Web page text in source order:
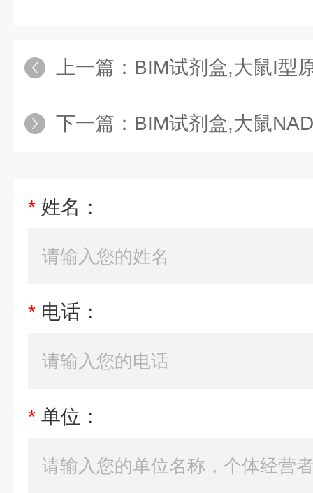
上一篇： BIM试剂盒,大鼠I型原胶原N
下一篇： BIM试剂盒,大鼠NADPH氧化
* 姓名：
* 电话：
* 单位：